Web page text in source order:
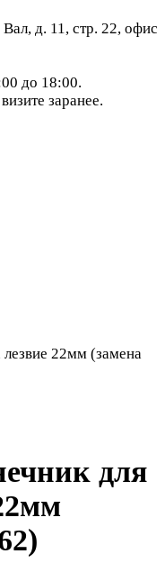
д. 11, стр. 22, офис
до 18:00.
заранее.
22мм (замена
для